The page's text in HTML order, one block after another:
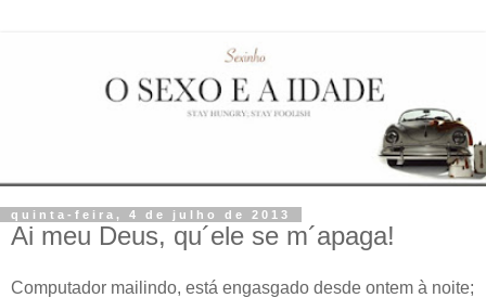
quinta-feira, 4 de julho de 2013
Ai meu Deus, qu´ele se m´apaga!
Computador mailindo, está engasgado desde ontem à noite;